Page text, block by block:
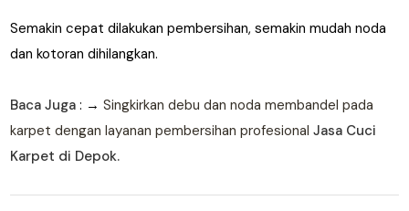
Semakin cepat dilakukan pembersihan, semakin mudah noda
dan kotoran dihilangkan.
Baca Juga : →Singkirkan debu dan noda membandel pada
karpet dengan layanan pembersihan profesionalJasa Cuci
Karpet di Depok.